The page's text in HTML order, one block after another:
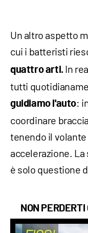
Un altro aspetto
cui i batteristi
quattro arti.In
tutti
guidiamo l'auto:
coordinare
tenendo il
accelerazione. La
è solo questione
NON